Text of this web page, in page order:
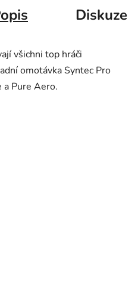
Diskuze
všichni top hráči
omotávka Syntec Pro
a Pure Aero.